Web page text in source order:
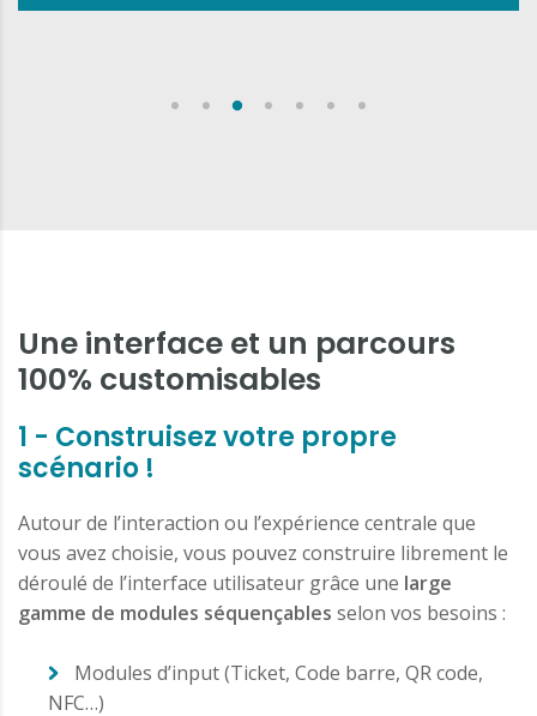
Une interface et un parcours
100% customisables
1 - Construisez votre propre
scénario !
Autour de l’interaction ou l’expérience centrale que
vous avez choisie, vous pouvez construire librement le
déroulé de l’interface utilisateur grâce une large
gamme de modules séquençables selon vos besoins :
Modules d’input (Ticket, Code barre, QR code,
NFC…)